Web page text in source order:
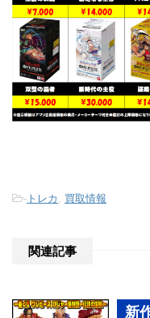
- トレカ 買取情報
関連記事
新